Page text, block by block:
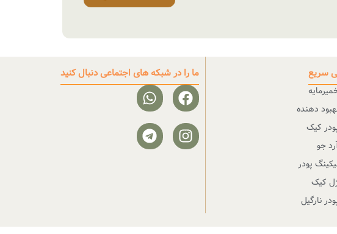
سریع
دهنده
کیک
جو
پودر
کیک
نارگیل
ما را در شبکه های اجتماعی دنبال کنید